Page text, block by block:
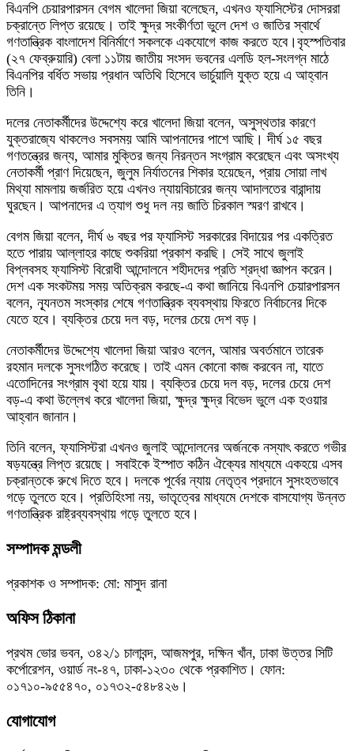
বিএনপি চেয়ারপারসন বেগম খালেদা জিয়া বলেছেন, এখনও ফ্যাসিস্টের দোসররা
চক্রান্তে লিপ্ত রয়েছে। তাই ক্ষুদ্র সংকীর্ণতা ভুলে দেশ ও জাতির স্বার্থে
গণতান্ত্রিক বাংলাদেশ বিনির্মাণে সকলকে একযোগে কাজ করতে হবে।বৃহস্পতিবার
(২৭ ফেব্রুয়ারি) বেলা ১১টায় জাতীয় সংসদ ভবনের এলডি হল-সংলগ্ন মাঠে
বিএনপির বর্ধিত সভায় প্রধান অতিথি হিসেবে ভার্চুয়ালি যুক্ত হয়ে এ আহ্বান
তিনি।
দলের নেতাকর্মীদের উদ্দেশ্যে করে খালেদা জিয়া বলেন, অসুস্থতার কারণে
যুক্তরাজ্যে থাকলেও সবসময় আমি আপনাদের পাশে আছি। দীর্ঘ ১৫ বছর
গণতন্ত্রের জন্য, আমার মুক্তির জন্য নিরন্তন সংগ্রাম করেছেন এবং অসংখ্য
নেতাকর্মী প্রাণ দিয়েছেন, জুলুম নির্যাতনের শিকার হয়েছেন, প্রায় সোয়া লাখ
মিথ্যা মামলায় জর্জরিত হয়ে এখনও ন্যায়বিচারের জন্য আদালতের বারান্দায়
ঘুরছেন। আপনাদের এ ত্যাগ শুধু দল নয় জাতি চিরকাল স্মরণ রাখবে।
বেগম জিয়া বলেন, দীর্ঘ ৬ বছর পর ফ্যাসিস্ট সরকারের বিদায়ের পর একত্রিত
হতে পারায় আল্লাহর কাছে শুকরিয়া প্রকাশ করছি। সেই সাথে জুলাই
বিপ্লবসহ ফ্যাসিস্ট বিরোধী আন্দোলনে শহীদদের প্রতি শ্রদ্ধা জ্ঞাপন করেন।
দেশ এক সংকটময় সময় অতিক্রম করছে-এ কথা জানিয়ে বিএনপি চেয়ারপারসন
বলেন, ন্যূনতম সংস্কার শেষে গণতান্ত্রিক ব্যবস্থায় ফিরতে নির্বাচনের দিকে
যেতে হবে। ব্যক্তির চেয়ে দল বড়, দলের চেয়ে দেশ বড়।
নেতাকর্মীদের উদ্দেশ্যে খালেদা জিয়া আরও বলেন, আমার অবর্তমানে তারেক
রহমান দলকে সুসংগঠিত করেছে। তাই এমন কোনো কাজ করবেন না, যাতে
এতোদিনের সংগ্রাম বৃথা হয়ে যায়। ব্যক্তির চেয়ে দল বড়, দলের চেয়ে দেশ
বড়-এ কথা উল্লেখ করে খালেদা জিয়া, ক্ষুদ্র ক্ষুদ্র বিভেদ ভুলে এক হওয়ার
আহ্বান জানান।
তিনি বলেন, ফ্যাসিস্টরা এখনও জুলাই আন্দোলনের অর্জনকে নস্যাৎ করতে গভীর
ষড়যন্ত্রে লিপ্ত রয়েছে। সবাইকে ইস্পাত কঠিন ঐক্যের মাধ্যমে একহয়ে এসব
চক্রান্তকে রুখে দিতে হবে। দলকে পূর্বের ন্যায় নেতৃত্ব প্রদানে সুসংহতভাবে
গড়ে তুলতে হবে। প্রতিহিংসা নয়, ভাতৃত্বের মাধ্যমে দেশকে বাসযোগ্য উন্নত
গণতান্ত্রিক রাষ্ট্রব্যবস্থায় গড়ে তুলতে হবে।
সম্পাদক মন্ডলী
প্রকাশক ও সম্পাদক: মো: মাসুদ রানা
অফিস ঠিকানা
প্রথম ভোর ভবন, ৩৪২/১ চালাবন্দ, আজমপুর, দক্ষিন খাঁন, ঢাকা উত্তর সিটি
কর্পোরেশন, ওয়ার্ড নং-৪৭, ঢাকা-১২৩০ থেকে প্রকাশিত। ফোন:
০১৭১০-৯৫৫৪৭০, ০১৭৩২-৫৪৮৪২৬।
যোগাযোগ